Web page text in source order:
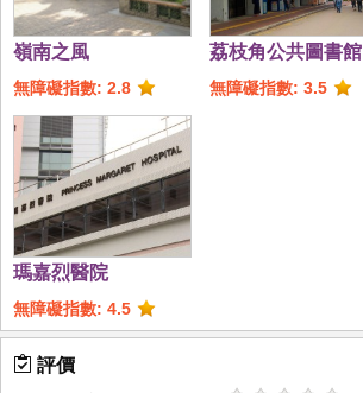
嶺南之風
無障礙指數: 2.8
荔枝角公共圖書館
無障礙指數: 3.5
瑪嘉烈醫院
無障礙指數: 4.5
評價